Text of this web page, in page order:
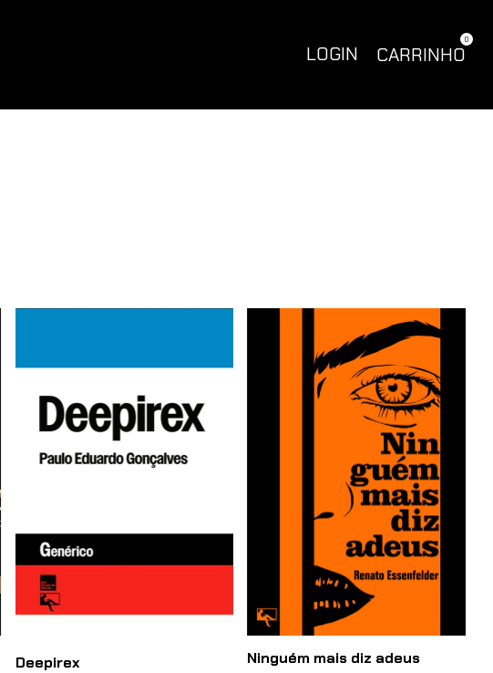
LOGIN CARRINHO
0
Deepirex
Ninguém mais diz adeus